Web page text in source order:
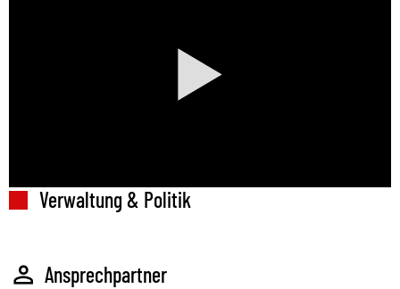
Verwaltung & Politik
Ansprechpartner